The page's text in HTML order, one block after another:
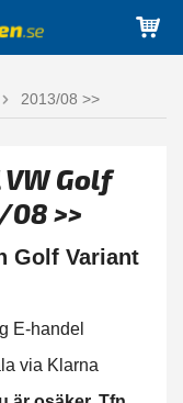
2013/08 >>
Golf
>>
Golf Variant
E-handel
via Klarna